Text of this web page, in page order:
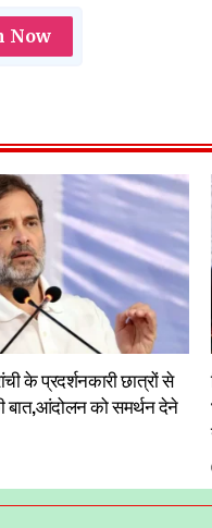
Now
के प्रदर्शनकारी छात्रों से
बात,आंदोलन को समर्थन देने